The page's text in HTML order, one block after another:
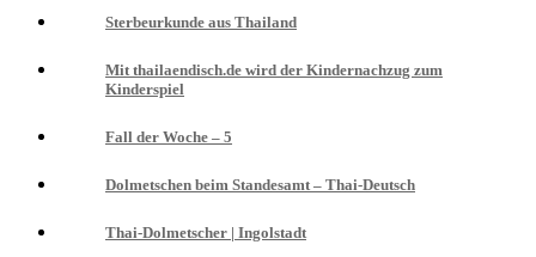
Sterbeurkunde aus Thailand
Mit thailaendisch.de wird der Kindernachzug zum
Kinderspiel
Fall der Woche – 5
Dolmetschen beim Standesamt – Thai-Deutsch
Thai-Dolmetscher | Ingolstadt